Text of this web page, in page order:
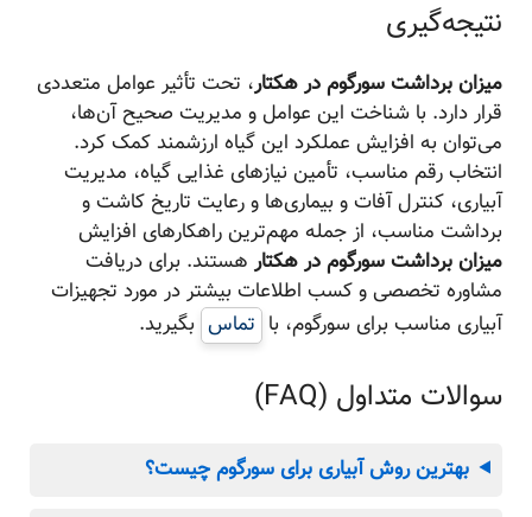
نتیجه‌گیری
میزان برداشت سورگوم در هکتار، تحت تأثیر عوامل متعددی
قرار دارد. با شناخت این عوامل و مدیریت صحیح آن‌ها،
می‌توان به افزایش عملکرد این گیاه ارزشمند کمک کرد.
انتخاب رقم مناسب، تأمین نیازهای غذایی گیاه، مدیریت
آبیاری، کنترل آفات و بیماری‌ها و رعایت تاریخ کاشت و
برداشت مناسب، از جمله مهم‌ترین راهکارهای افزایش
میزان برداشت سورگوم در هکتار هستند. برای دریافت
مشاوره تخصصی و کسب اطلاعات بیشتر در مورد تجهیزات
آبیاری مناسب برای سورگوم، با تماس بگیرید.
سوالات متداول (FAQ)
بهترین روش آبیاری برای سورگوم چیست؟